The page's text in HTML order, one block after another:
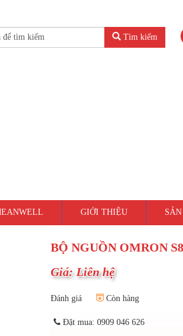
Tìm kiếm
GIỚI THIỆU
BỘ NGUỒN OMRON
Giá: Liên hệ
Đánh giá Còn hàng
Đặt mua: 0909 046 626